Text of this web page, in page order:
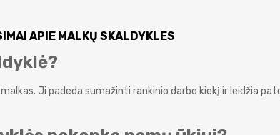
APIE MALKŲ SKALDYKLES
Ji padeda sumažinti rankinio darbo kiekį ir leidžia